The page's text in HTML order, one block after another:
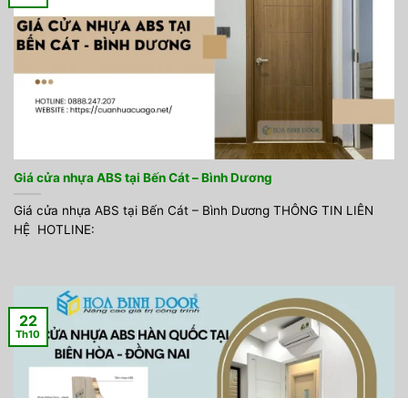
Giá cửa nhựa ABS tại Bến Cát – Bình Dương
Giá cửa nhựa ABS tại Bến Cát – Bình Dương THÔNG TIN LIÊN
HỆ HOTLINE:
22
Th10